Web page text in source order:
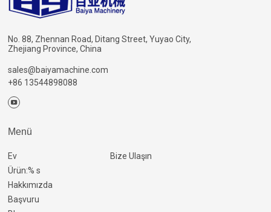
No. 88, Zhennan Road, Ditang Street, Yuyao City,
Zhejiang Province, China
sales@baiyamachine.com
+86 13544898088
Menü
Ev
Ürün:% s
Hakkımızda
Başvuru
Bize Ulaşın